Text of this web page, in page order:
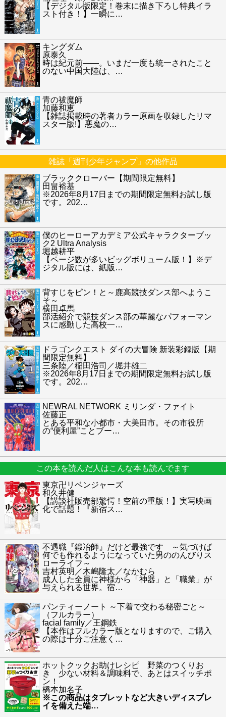
【デジタル版限定！巻末に描き下ろし特典イラ
スト付き！】一瞬に …
キングダム
原泰久
時は紀元前――。いまだ一度も統一されたこと
のない中国大陸は、
…
青の祓魔師
加藤和恵
【雑誌掲載時の著者カラー原画を収録したリマ
スター版!】悪魔の…
雑誌「週刊少年ジャンプ」の他作品
ブラッククローバー【期間限定無料】
田畠裕基
※2026年8月17日までの期間限定無料お試し版
です。202…
僕のヒーローアカデミア公式キャラクターブッ
ク2 Ultra Analysis
堀越耕平
【ページ数が多いビッグボリューム版！】※デ
ジタル版には、紙版 …
背すじをピン！と～鹿高競技ダンス部へようこ
そ～
横田卓馬
部活紹介で競技ダンス部の華麗なパフォーマン
スに感動した高校一…
ドラゴンクエスト ダイの大冒険 新装彩録版【期
間限定無料】
三条陸／稲田浩司／堀井雄二
※2026年8月17日までの期間限定無料お試し版
です。202…
NEWRAL NETWORK ミリンダ・ファイト
佐藤正
とある平和な小都市・大美田市。その市役所
の“便利屋”ことブー…
この本を読んだ人はこんな本も読んでます
東京卍リベンジャーズ
和久井健
【講談社販売部驚愕！空前の重版！】実写映画
化で話題！『新宿ス …
不遇職『鍛冶師』だけど最強です ～気づけば
何でも作れるようになっていた男ののんびりス
ローライフ～
吉村英明／木嶋隆太／なかむら
成人した全員に神様から「神器」と「職業」が
与えられる世界。宿…
パンティーノート ～下着で交わる秘密ごと～
（フルカラー）
facial family／王鋼鉄
【本作はフルカラー版となりますので、ご購入
の際は十分ご注意く …
ホットクックお助けレシピ 野菜のつくりお
き 少ない材料＆調味料で、あとはスイッチポ
ン！
橋本加名子
※この商品はタブレットなど大きいディスプレ
イを備えた端…